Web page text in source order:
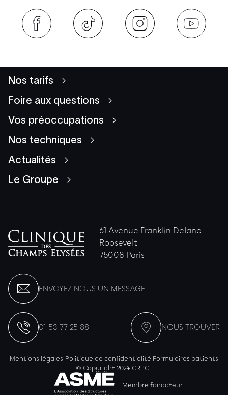
Nos tarifs
Foire aux questions
Vos préoccupations
Nos techniques
Actualités
Le Groupe
61 Avenue Franklin Delano
Roosevelt
75008 Paris
ENVOYEZ-NOUS UN MESSAGE
01 53 77 25 88 NOUS TROUVER
Mentions légales Politique de confidentialité Formulaires patients
© Copyright 2024 CRPCE
Membre fondateur